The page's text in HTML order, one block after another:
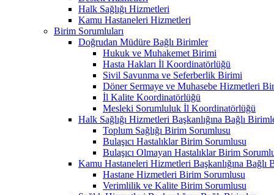
Halk Sağlığı Hizmetleri
Kamu Hastaneleri Hizmetleri
Birim Sorumluları
Doğrudan Müdüre Bağlı Birimler
Hukuk ve Muhakemet Birimi
Hasta Hakları İl Koordinatörlüğü
Sivil Savunma ve Seferberlik Birimi
Döner Sermaye ve Muhasebe Hizmetleri
İl Kalite Koordinatörlüğü
Mesleki Sorumluluk İl Koordinatörlüğü
Halk Sağlığı Hizmetleri Başkanlığına Bağlı
Toplum Sağlığı Birim Sorumlusu
Bulaşıcı Hastalıklar Birim Sorumlusu
Bulaşıcı Olmayan Hastalıklar Birim
Kamu Hastaneleri Hizmetleri Başkanlığına Bağlı
Hastane Hizmetleri Birim Sorumlusu
Verimlilik ve Kalite Birim Sorumlusu